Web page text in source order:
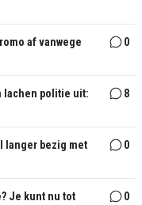
af vanwege
0
lachen politie uit:
8
langer bezig met
0
Je kunt nu tot 0